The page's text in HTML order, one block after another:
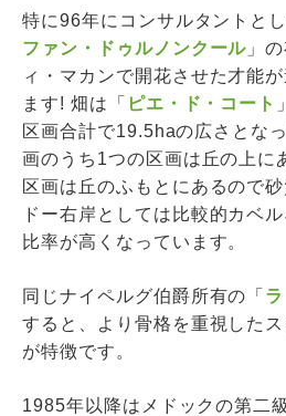
特に96年にコンサルタントと
ファン・ドゥルノンクール 」
ィ・マカンで開花させた才能
ます! 畑は「 ピエ・ド・コート
区画合計で19.5haの広さとな
画のうち1つの区画は丘の上に
区画は丘のふもとにあるので
ドー右岸としては比較的カベ
比率が高くなっています。
同じナイペルグ伯爵所有の「
すると、より骨格を重視した
が特徴です。
1985年以降はメドックの第二